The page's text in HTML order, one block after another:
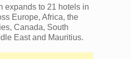
expands to 21 hotels in
Europe, Africa, the
Canada, South
East and Mauritius.